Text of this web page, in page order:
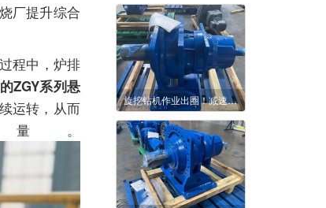
厂提升综合
程中，炉排
ZGY系列悬
运转，从而
。
旋挖钻机作业出圈！减速机凭实力稳住工况